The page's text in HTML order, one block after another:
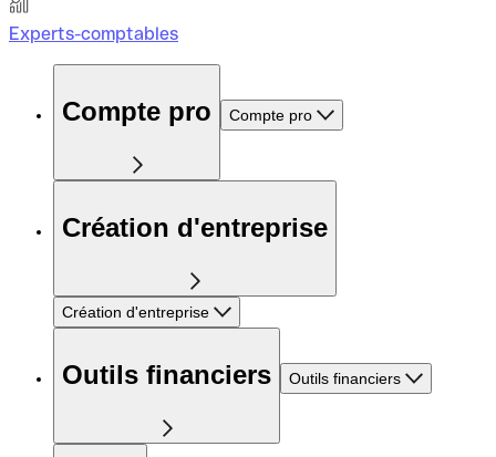
Experts-comptables
Compte pro Compte pro
Création d'entreprise
Création d'entreprise
Outils financiers Outils financiers